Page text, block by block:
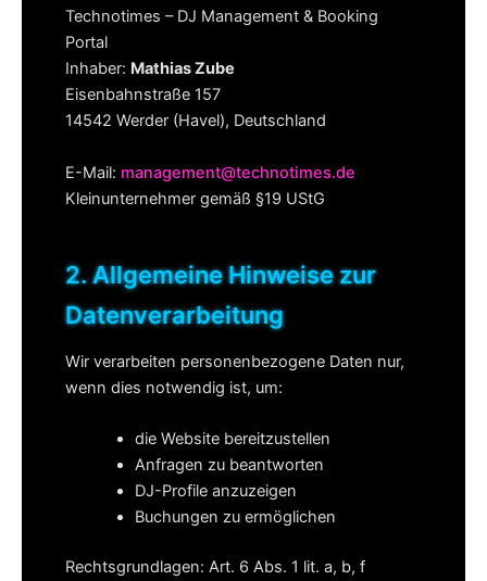
Technotimes – DJ Management & Booking
Portal
Inhaber: Mathias Zube
Eisenbahnstraße 157
14542 Werder (Havel), Deutschland
E-Mail: management@technotimes.de
Kleinunternehmer gemäß §19 UStG
2. Allgemeine Hinweise zur
Datenverarbeitung
Wir verarbeiten personenbezogene Daten nur,
wenn dies notwendig ist, um:
die Website bereitzustellen
Anfragen zu beantworten
DJ-Profile anzuzeigen
Buchungen zu ermöglichen
Rechtsgrundlagen: Art. 6 Abs. 1 lit. a, b, f